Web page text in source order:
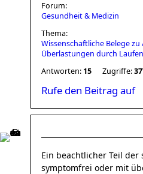
Forum:
Gesundheit & Medizin
Thema:
Wissenschaftliche Belege
Überlastungen durch Laufen
Antworten: 15 Zugriffe:
Rufe den Beitrag auf
Ein beachtlicher Teil
symptomfrei oder mit